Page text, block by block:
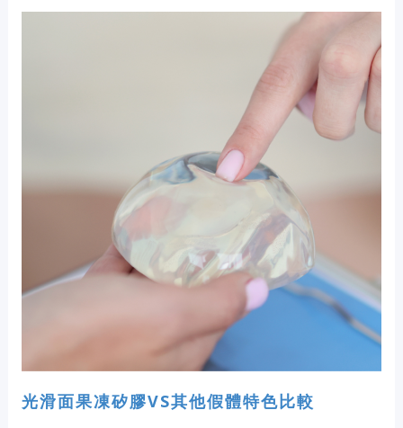
光滑面果凍矽膠VS其他假體特色比較